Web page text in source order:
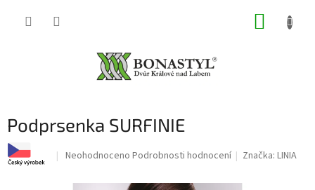
Podprsenka SURFINIE
Průměrné
produktu
Neohodnoceno Podrobnosti hodnocení Značka:LINIA